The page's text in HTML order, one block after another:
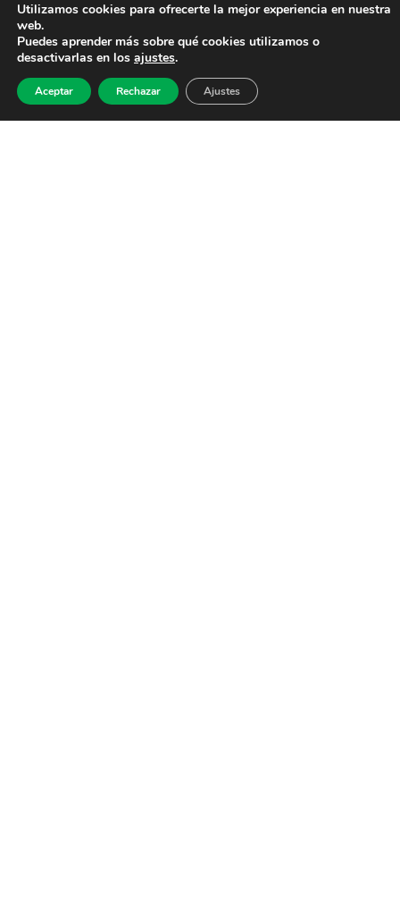
Utilizamos cookies para ofrecerte la mejor experiencia en nuestra
web.
Puedes aprender más sobre qué cookies utilizamos o
desactivarlas en los ajustes.
Aceptar Rechazar Ajustes